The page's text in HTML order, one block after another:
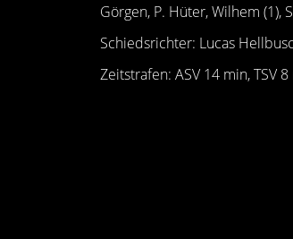
Görgen, P. Hüter, Wilhem (1),
Schiedsrichter: Lucas
Zeitstrafen: ASV 14 min, TSV